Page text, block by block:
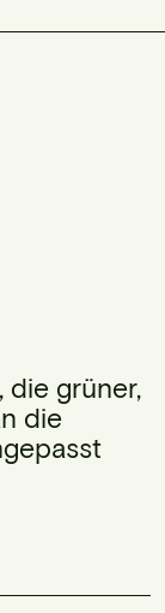
die grüner,
die